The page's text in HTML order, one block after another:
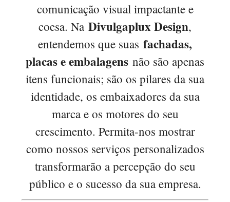
comunicação visual impactante e
coesa. Na Divulgaplux Design,
entendemos que suas fachadas,
placas e embalagens não são apenas
itens funcionais; são os pilares da sua
identidade, os embaixadores da sua
marca e os motores do seu
crescimento. Permita-nos mostrar
como nossos serviços personalizados
transformarão a percepção do seu
público e o sucesso da sua empresa.